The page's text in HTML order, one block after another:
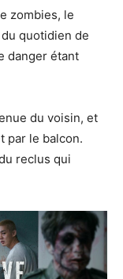
zombies, le
quotidien de
danger étant
du voisin, et
par le balcon.
reclus qui